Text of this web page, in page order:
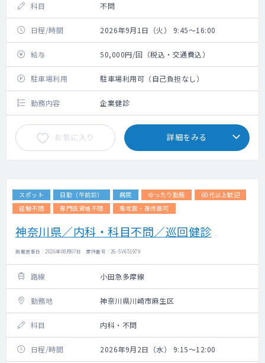
科目 不問
日程/時間 2026年9月1日（火） 9:45～16:00
給与 50,000円/回（税込・交通費込）
駐車場利用 駐車場利用可（自己負担なし）
勤務内容 企業健診
お気に入り 詳細をみる
スポット 日勤（午前診） 病院 ゆったり勤務
60代以上歓迎
経験不問
専門医資格不問 専攻医・専修医可
神奈川県／内科・科目不問／巡回健診
掲載更新日 : 2026年08月07日 案件番号 : 26-SV651979
路線 小田急多摩線
勤務地 神奈川県川崎市麻生区
科目 内科・不問
日程/時間 2026年9月2日（水） 9:15～12:00